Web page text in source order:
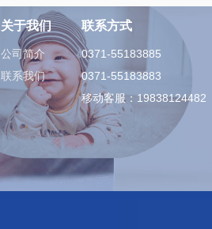
关于我们
公司简介
联系我们
联系方式
0371-55183885
0371-55183883
移动客服：19838124482